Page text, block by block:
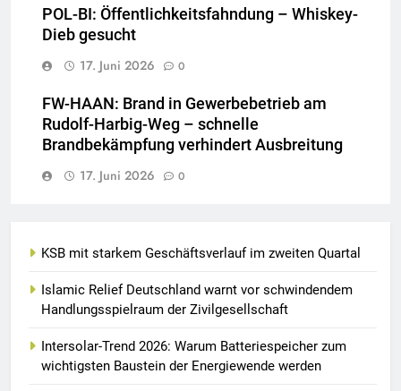
POL-BI: Öffentlichkeitsfahndung – Whiskey-
Dieb gesucht
17. Juni 2026
0
FW-HAAN: Brand in Gewerbebetrieb am
Rudolf-Harbig-Weg – schnelle
Brandbekämpfung verhindert Ausbreitung
17. Juni 2026
0
KSB mit starkem Geschäftsverlauf im zweiten Quartal
Islamic Relief Deutschland warnt vor schwindendem
Handlungsspielraum der Zivilgesellschaft
Intersolar-Trend 2026: Warum Batteriespeicher zum
wichtigsten Baustein der Energiewende werden